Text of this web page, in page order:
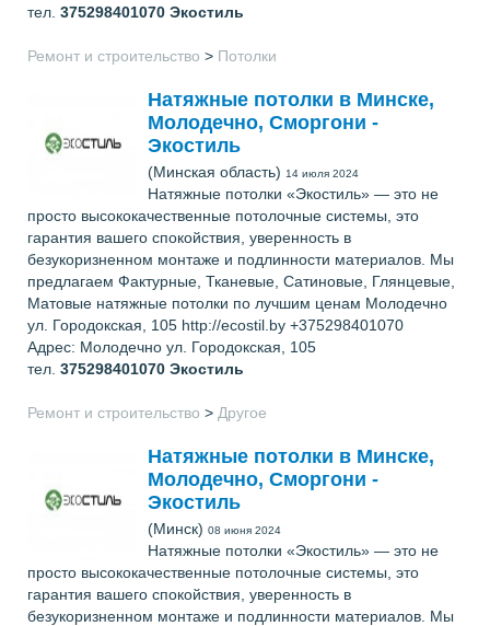
тел. 375298401070 Экостиль
Ремонт и строительство > Потолки
Натяжные потолки в Минске,
Молодечно, Сморгони -
Экостиль
(Минская область) 14 июля 2024
Натяжные потолки «Экостиль» — это не
просто высококачественные потолочные системы, это
гарантия вашего спокойствия, уверенность в
безукоризненном монтаже и подлинности материалов. Мы
предлагаем Фактурные, Тканевые, Сатиновые, Глянцевые,
Матовые натяжные потолки по лучшим ценам Молодечно
ул. Городокская, 105 http://ecostil.by +375298401070
Адрес: Молодечно ул. Городокская, 105
тел. 375298401070 Экостиль
Ремонт и строительство > Другое
Натяжные потолки в Минске,
Молодечно, Сморгони -
Экостиль
(Минск) 08 июня 2024
Натяжные потолки «Экостиль» — это не
просто высококачественные потолочные системы, это
гарантия вашего спокойствия, уверенность в
безукоризненном монтаже и подлинности материалов. Мы